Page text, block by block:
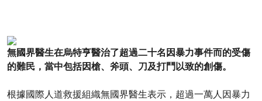
無國界醫生在烏特亨醫治了超過二十名因暴力事件而的受傷
的難民，當中包括因槍、斧頭、刀及打鬥以致的創傷。
根據國際人道救援組織無國界醫生表示，超過一萬人因暴力